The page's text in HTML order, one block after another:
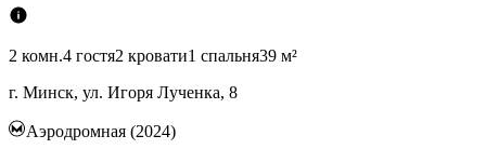
2 комн.4 гостя2 кровати1 спальня39 м²
г. Минск, ул. Игоря Лученка, 8
Аэродромная (2024)